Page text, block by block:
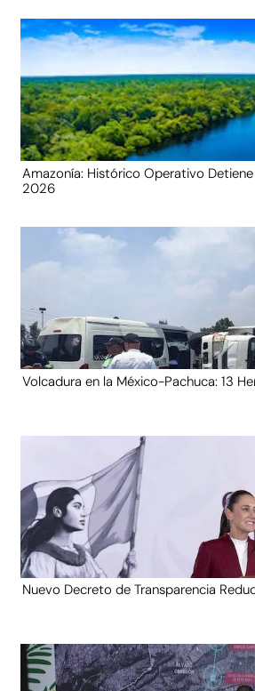
Amazonía: Histórico Operativo
2026
Volcadura en la México-Pachuca: 13
Nuevo Decreto de Transparencia